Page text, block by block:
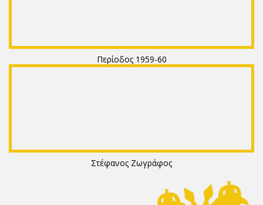
Περίοδος 1959-60
Στέφανος Ζωγράφος